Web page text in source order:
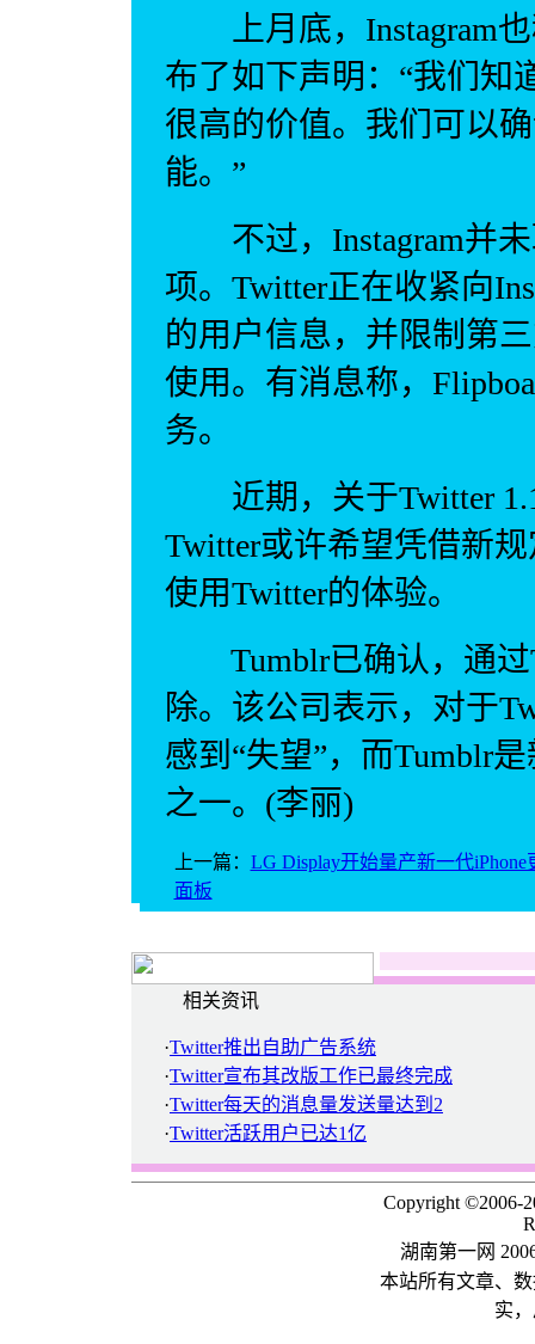
上月底，Instagram也
布了如下声明：“我们知
很高的价值。我们可以
能。”
不过，Instagram并未
项。Twitter正在收紧向
的用户信息，并限制第
使用。有消息称，
务。
近期，关于Twitter
Twitter或许希望凭借新
使用Twitter的体验。
Tumblr已确认，通过
除。该公司表示，对于
感到“失望”，而Tumblr
之一。(李丽)
上一篇： LG Display开始量产新一代iPhone
面板
相关资讯
·Twitter推出自助广告系统
·Twitter宣布其改版工作已最终完成
·Twitter每天的消息量发送量达到2
·Twitter活跃用户已达1亿
Copyright ©2006-
湖南第一网
本站所有文章、
实